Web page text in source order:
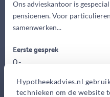
Hypotheekadvies.nl
technieken om de website
Ons advieskantoor is
pensioenen. Voor
samenwerken...
Eerste gesprek
0,-
Advieskosten
2.150,-